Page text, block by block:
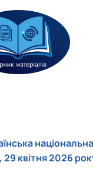
національна
квітня 2026